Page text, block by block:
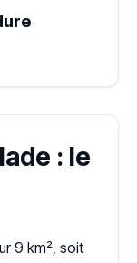
: le
9 km², soit